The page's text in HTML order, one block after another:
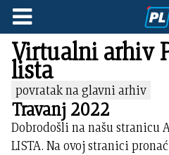
Virtualni arhiv
lista
povratak na glavni arhiv
Travanj 2022
Dobrodošli na našu stranicu
LISTA. Na ovoj stranici